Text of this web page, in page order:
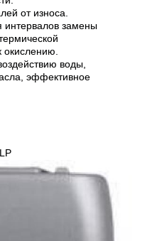
от износа.
интервалов замены
окислению.
воды,
эффективное